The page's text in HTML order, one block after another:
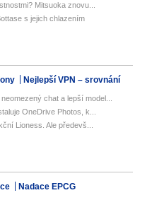
Mitsuoka znovu...
s jejich chlazením
Nejlepší VPN – srovnání
chat a lepší model...
OneDrive Photos, k...
Lioness. Ale předevš...
Nadace EPCG